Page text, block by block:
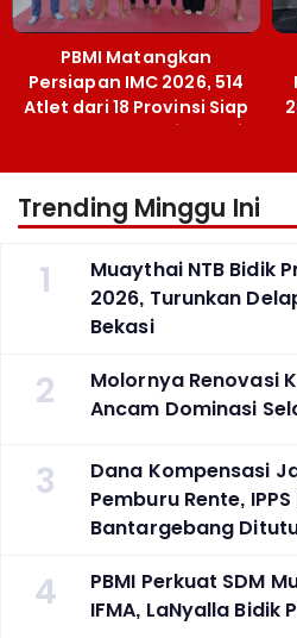
PBMI Matangkan
Persiapan IMC 2026, 514
Atlet dari 18 Provinsi Siap
Berlaga Besok di Bekasi
Trending Minggu Ini
1
Muaythai NTB Bidik
2026, Turunkan
Bekasi
2
Molornya Renovasi
Ancam Dominasi
3
Dana Kompensasi
Pemburu Rente,
Bantargebang
4
PBMI Perkuat SDM
IFMA, LaNyalla Bidik